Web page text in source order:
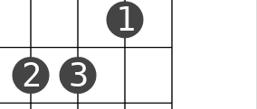
2 3
1